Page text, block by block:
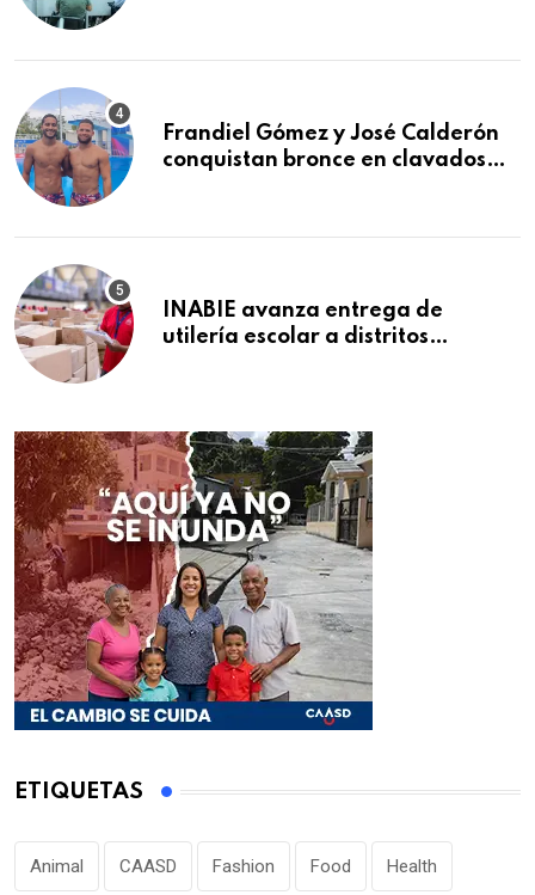
Frandiel Gómez y José Calderón
conquistan bronce en clavados
INABIE avanza entrega de
utilería escolar a distritos
ETIQUETAS
Animal CAASD Fashion Food Health